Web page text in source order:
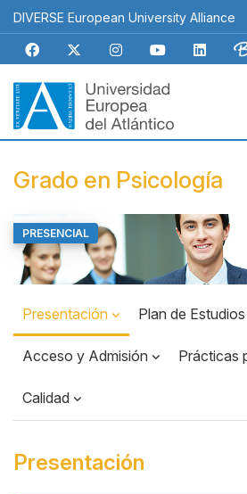
Pasar
al
contenido
principal
DIVERSE European University Alliance
Navegación
Grado en Psicología
Top
Banner
PRESENCIAL
Presentación Plan de Estudios
Acceso y Admisión Prácticas
Calidad
Presentación